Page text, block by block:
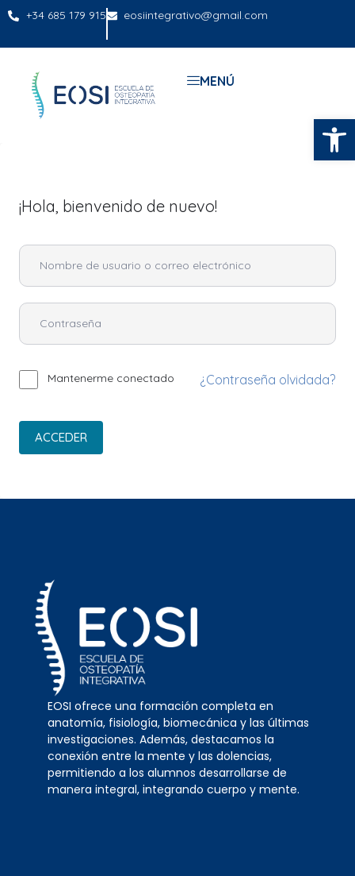
+34 685 179 915 eosiintegrativo@gmail.com
MENÚ
¡Hola, bienvenido de nuevo!
Mantenerme conectado ¿Contraseña olvidada?
ACCEDER
EOSI ofrece una formación completa en
anatomía, fisiología, biomecánica y las últimas
investigaciones. Además, destacamos la
conexión entre la mente y las dolencias,
permitiendo a los alumnos desarrollarse de
manera integral, integrando cuerpo y mente.